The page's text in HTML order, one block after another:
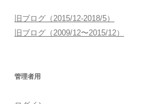
旧ブログ（2015/12-2018/5）
旧ブログ（2009/12〜2015/12）
管理者用